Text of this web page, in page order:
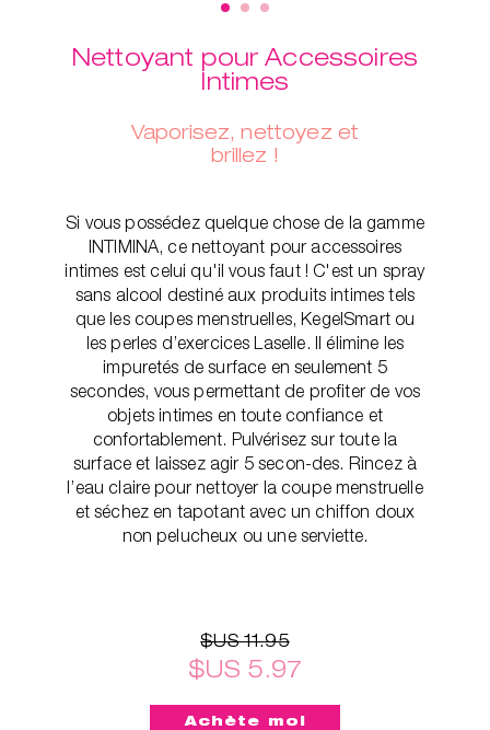
Nettoyant pour Accessoires
Intimes
Vaporisez, nettoyez et
brillez !
Si vous possédez quelque chose de la gamme
INTIMINA, ce nettoyant pour accessoires
intimes est celui qu'il vous faut ! C'est un spray
sans alcool destiné aux produits intimes tels
que les coupes menstruelles, KegelSmart ou
les perles d’exercices Laselle. Il élimine les
impuretés de surface en seulement 5
secondes, vous permettant de profiter de vos
objets intimes en toute confiance et
confortablement. Pulvérisez sur toute la
surface et laissez agir 5 secon-des. Rincez à
l’eau claire pour nettoyer la coupe menstruelle
et séchez en tapotant avec un chiffon doux
non pelucheux ou une serviette.
$US 11.95
$US 5.97